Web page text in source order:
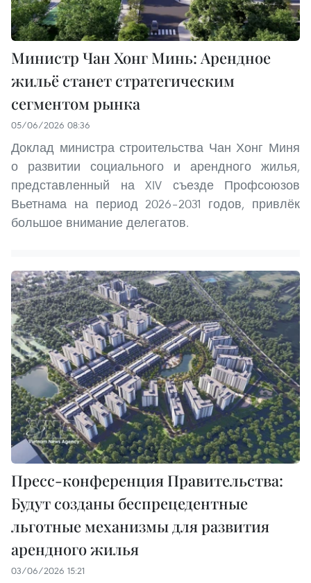
Министр Чан Хонг Минь: Арендное
жильё станет стратегическим
сегментом рынка
05/06/2026 08:36
Доклад министра строительства Чан Хонг Миня
о развитии социального и арендного жилья,
представленный на XIV съезде Профсоюзов
Вьетнама на период 2026–2031 годов, привлёк
большое внимание делегатов.
Пресс-конференция Правительства:
Будут созданы беспрецедентные
льготные механизмы для развития
арендного жилья
03/06/2026 15:21